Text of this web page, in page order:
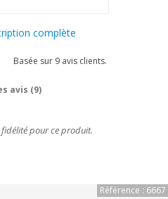
complète
Basée sur 9 avis clients.
avis (9)
pour ce produit.
Référence : 6667